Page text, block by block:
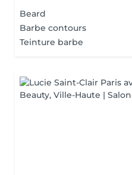
Beard
Barbe contours
Teinture barbe